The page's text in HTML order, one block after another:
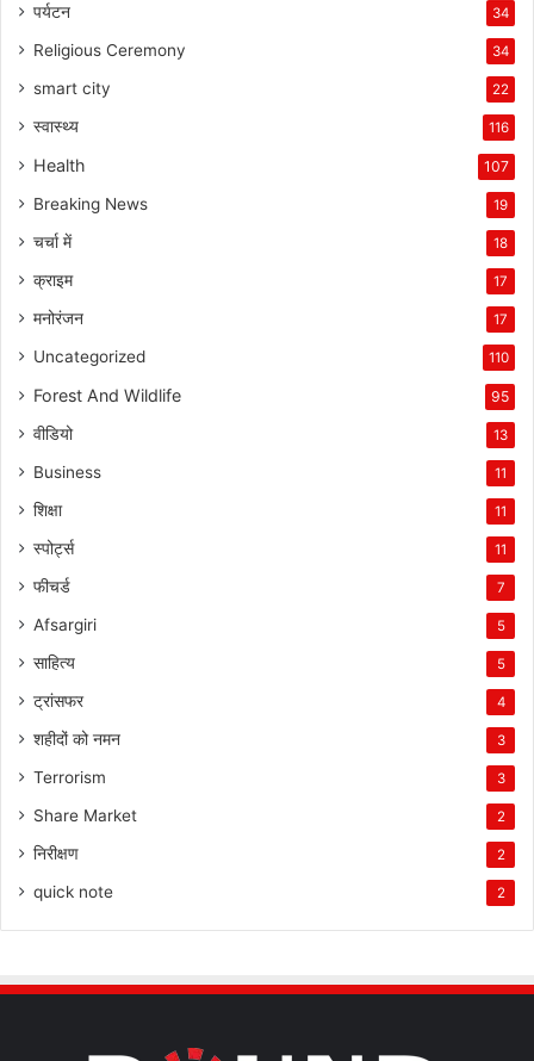
पर्यटन 34
Religious Ceremony 34
smart city 22
स्वास्थ्य 116
Health 107
Breaking News 19
चर्चा में 18
क्राइम 17
मनोरंजन 17
Uncategorized 110
Forest And Wildlife 95
वीडियो 13
Business 11
शिक्षा 11
स्पोर्ट्स 11
फीचर्ड 7
Afsargiri 5
साहित्य 5
ट्रांसफर 4
शहीदों को नमन 3
Terrorism 3
Share Market 2
निरीक्षण 2
quick note 2